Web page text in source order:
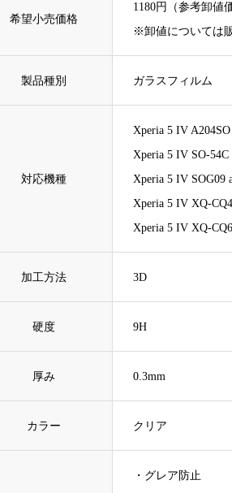
希望小売価格
1180円（参考卸値
※卸値については
製品種別 ガラスフィルム
対応機種
Xperia 5 IV A204SO
Xperia 5 IV SO-54C
Xperia 5 IV SOG09
Xperia 5 IV XQ-
Xperia 5 IV XQ-
加工方法 3D
硬度 9H
厚み 0.3mm
カラー クリア
・グレア防止